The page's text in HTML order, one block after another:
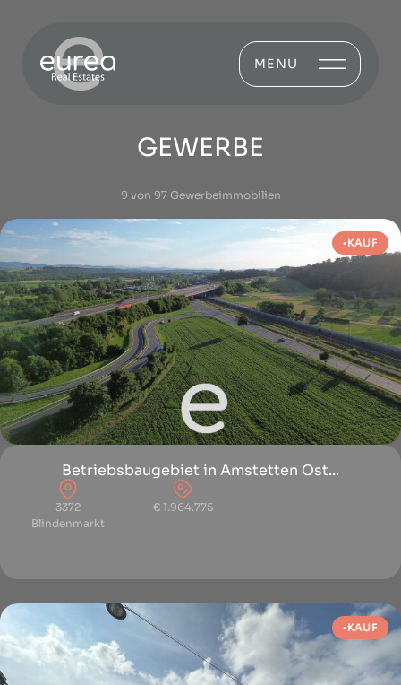
MENU
GEWERBE
9 von 97 Gewerbeimmobilien
KAUF
Betriebsbaugebiet in Amstetten Ost...
3372
Blindenmarkt
€ 1.964.775
KAUF